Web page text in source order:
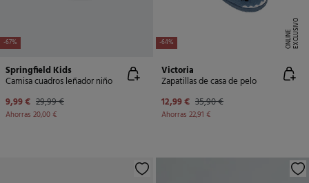
-67%
Springfield Kids
Camisa cuadros leñador niño
9,99 € 29,99 €
Ahorras 20,00 €
-64% E
X
C
L
U
SI
V
O
O
N
LI
N
E
Victoria
Zapatillas de casa de pelo
12,99 € 35,90 €
Ahorras 22,91 €